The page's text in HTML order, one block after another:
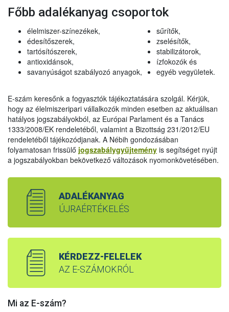
Főbb adalékanyag csoportok
élelmiszer-színezékek,
édesítőszerek,
tartósítószerek,
antioxidánsok,
savanyúságot szabályozó anyagok,
sűrítők,
zselésítők,
stabilizátorok,
ízfokozók és
egyéb vegyületek.
E-szám keresőnk a fogyasztók tájékoztatására szolgál. Kérjük,
hogy az élelmiszeripari vállalkozók minden esetben az aktuálisan
hatályos jogszabályokból, az Európai Parlament és a Tanács
1333/2008/EK rendeletéből, valamint a Bizottság 231/2012/EU
rendeletéből tájékozódjanak. A Nébih gondozásában
folyamatosan frissülő jogszabálygyűjtemény is segítséget nyújt
a jogszabályokban bekövetkező változások nyomonkövetésében.
ADALÉKANYAG
ÚJRAÉRTÉKELÉS
KÉRDEZZ-FELELEK
AZ E-SZÁMOKRÓL
Mi az E-szám?